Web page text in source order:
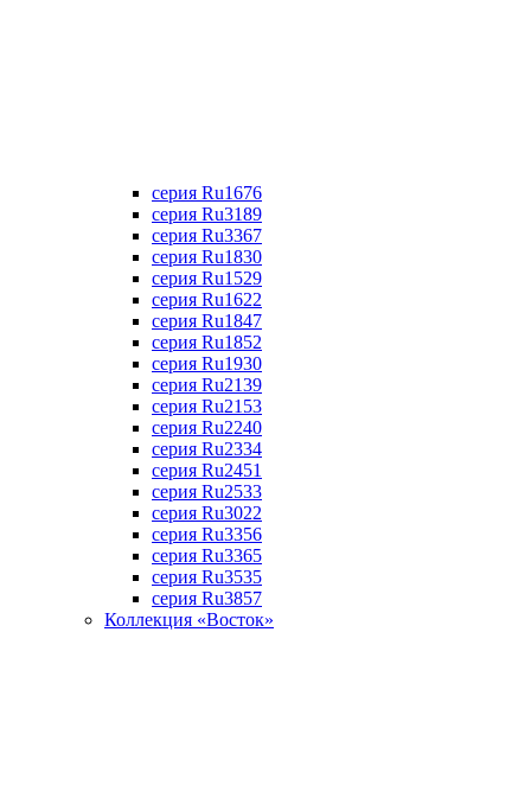
серия Ru1676
серия Ru3189
серия Ru3367
cерия Ru1830
серия Ru1529
серия Ru1622
серия Ru1847
серия Ru1852
серия Ru1930
серия Ru2139
серия Ru2153
серия Ru2240
серия Ru2334
серия Ru2451
серия Ru2533
серия Ru3022
серия Ru3356
серия Ru3365
серия Ru3535
серия Ru3857
Коллекция «Восток»